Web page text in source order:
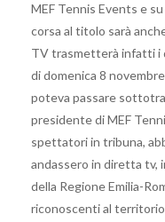
MEF Tennis Events e su
corsa al titolo sarà
TV trasmetterà infatti i
di domenica 8
poteva passare
presidente di MEF
spettatori in tribuna,
andassero in diretta tv,
della Regione Emilia-
riconoscenti al